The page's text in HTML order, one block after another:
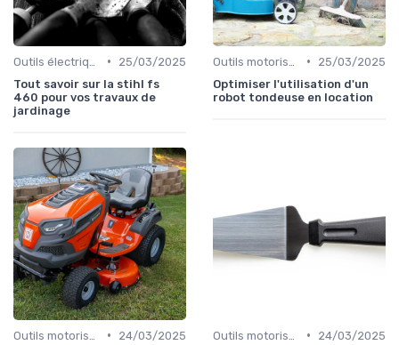
•
25/03/2025
Tout savoir sur la stihl fs
460 pour vos travaux de
jardinage
•
25/03/2025
Optimiser l'utilisation d'un
robot tondeuse en location
•
24/03/2025
•
24/03/2025